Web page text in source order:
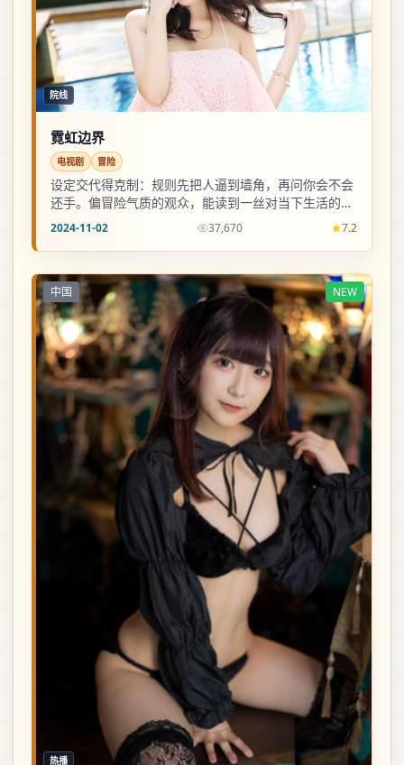
院线
霓虹边界
电视剧 冒险
设定交代得克制：规则先把人逼到墙角，再问你会不会
还手。偏冒险气质的观众，能读到一丝对当下生活的隐
喻。
2024-11-02 37,670 7.2
中国 NEW
热播